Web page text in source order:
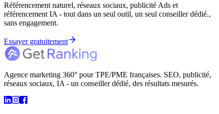
Référencement naturel, réseaux sociaux, publicité Ads et
référencement IA - tout dans un seul outil, un seul conseiller dédié.,
sans engagement.
Essayer gratuitement
Agence marketing 360° pour TPE/PME françaises. SEO, publicité,
réseaux sociaux, IA - un conseiller dédié, des résultats mesurés.